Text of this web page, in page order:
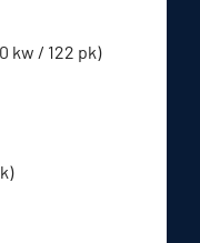
kw / 122 pk)